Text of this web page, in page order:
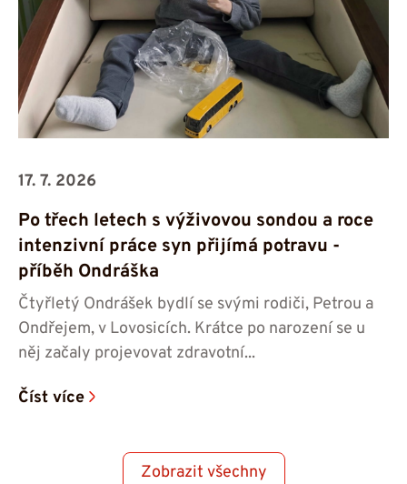
17. 7. 2026
Po třech letech s výživovou sondou a roce
intenzivní práce syn přijímá potravu -⁠⁠⁠⁠⁠⁠
příběh Ondráška
Čtyřletý Ondrášek bydlí se svými rodiči, Petrou a
Ondřejem, v Lovosicích. Krátce po narození se u
něj začaly projevovat zdravotní...
Číst více
Zobrazit všechny